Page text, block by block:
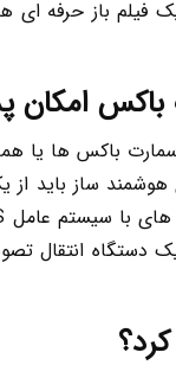
باکس امکان
ساز باید